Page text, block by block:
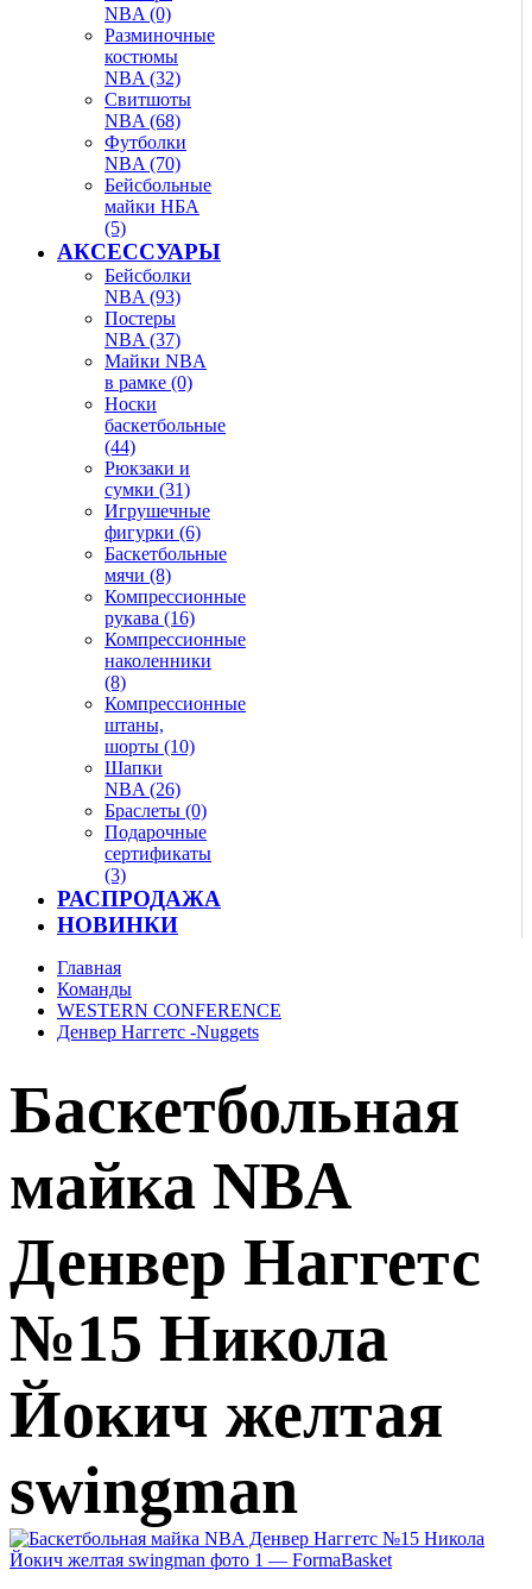
NBA (0)
Разминочные
костюмы
NBA (32)
Свитшоты
NBA (68)
Футболки
NBA (70)
Бейсбольные
майки НБА
(5)
АКСЕССУАРЫ
Бейсболки
NBA (93)
Постеры
NBA (37)
Майки NBA
в рамке (0)
Носки
баскетбольные
(44)
Рюкзаки и
сумки (31)
Игрушечные
фигурки (6)
Баскетбольные
мячи (8)
Компрессионные
рукава (16)
Компрессионные
наколенники
(8)
Компрессионные
штаны,
шорты (10)
Шапки
NBA (26)
Браслеты (0)
Подарочные
сертификаты
(3)
РАСПРОДАЖА
НОВИНКИ
Главная
Команды
WESTERN CONFERENCE
Денвер Наггетс -Nuggets
Баскетбольная
майка NBA
Денвер Наггетс
№15 Никола
Йокич желтая
swingman